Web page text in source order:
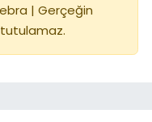
| Gerçeğin